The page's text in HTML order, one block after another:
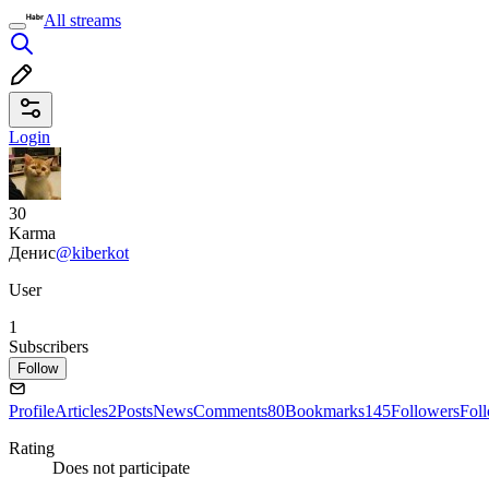
All streams
Login
30
Karma
Денис@kiberkot
User
1
Subscribers
Follow
ProfileArticles2PostsNewsComments80Bookmarks145Followers
Rating
Does not participate